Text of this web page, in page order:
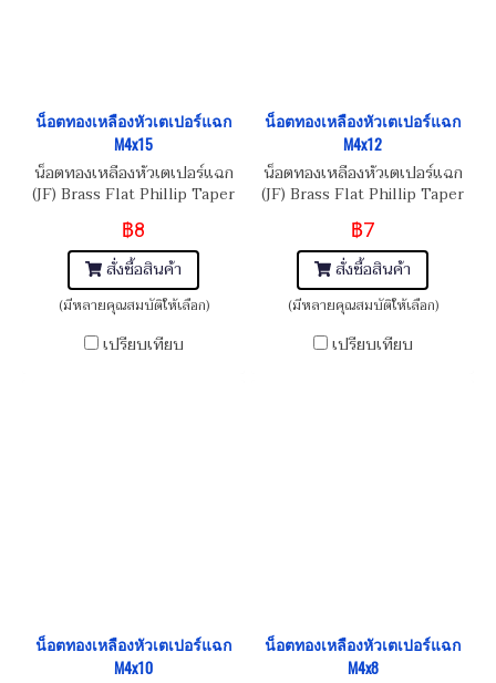
น็อตทองเหลืองหัวเตเปอร์แฉก
M4x15
น็อตทองเหลืองหัวเตเปอร์แฉก
(JF) Brass Flat Phillip Taper
Head Screw M4x0.7x15
฿8
สั่งซื้อสินค้า
(มีหลายคุณสมบัติให้เลือก)
เปรียบเทียบ
น็อตทองเหลืองหัวเตเปอร์แฉก
M4x12
น็อตทองเหลืองหัวเตเปอร์แฉก
(JF) Brass Flat Phillip Taper
Head Screw M4x0.7x12
฿7
สั่งซื้อสินค้า
(มีหลายคุณสมบัติให้เลือก)
เปรียบเทียบ
น็อตทองเหลืองหัวเตเปอร์แฉก
M4x10
น็อตทองเหลืองหัวเตเปอร์แฉก
M4x8